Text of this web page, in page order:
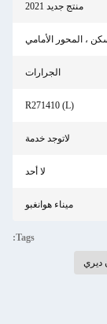
منتج جديد 2021
، المحور الأمامي
الجرارات
R271410 (L)
لاتوجد خدمة
لا أحد
ميناء هوانغبو
Tags:
ديري